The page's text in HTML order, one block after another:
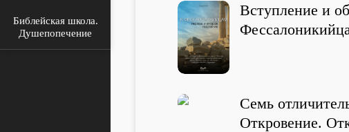
Библейская школа.
Душепопечение
Вступление и
Семь
Откровение.